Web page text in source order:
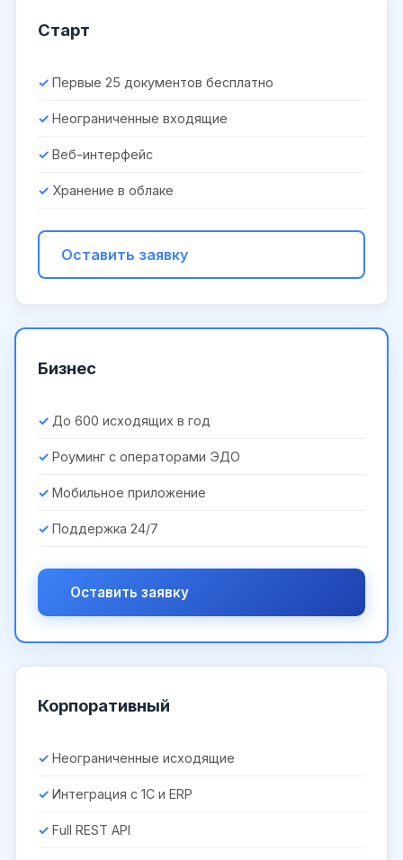
Старт
Первые 25 документов бесплатно
Неограниченные входящие
Веб-интерфейс
Хранение в облаке
Оставить заявку
Бизнес
До 600 исходящих в год
Роуминг с операторами ЭДО
Мобильное приложение
Поддержка 24/7
Оставить заявку
Корпоративный
Неограниченные исходящие
Интеграция с 1С и ERP
Full REST API